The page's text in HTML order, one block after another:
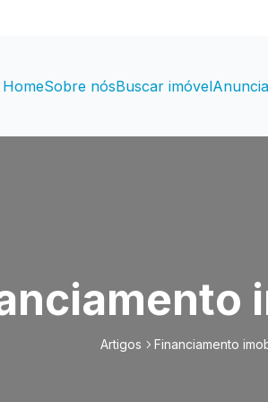
HomeSobre nósBuscar imóvel
Artigos Financiamento